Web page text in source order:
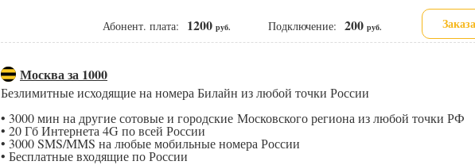
Абонент. плата: 1200 руб. Подключение: 200 руб.
Москва за 1000
Безлимитные исходящие на номера Билайн из любой точки России
• 3000 мин на другие сотовые и городские Московского региона из любой точки РФ
• 20 Гб Интернета 4G по всей России
• 3000 SMS/MMS на любые мобильные номера России
• Бесплатные входящие по России